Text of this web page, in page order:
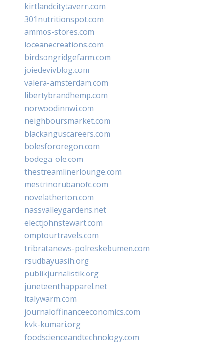
kirtlandcitytavern.com
301nutritionspot.com
ammos-stores.com
loceanecreations.com
birdsongridgefarm.com
joiedevivblog.com
valera-amsterdam.com
libertybrandhemp.com
norwoodinnwi.com
neighboursmarket.com
blackanguscareers.com
bolesfororegon.com
bodega-ole.com
thestreamlinerlounge.com
mestrinorubanofc.com
novelatherton.com
nassvalleygardens.net
electjohnstewart.com
omptourtravels.com
tribratanews-polreskebumen.com
rsudbayuasih.org
publikjurnalistik.org
juneteenthapparel.net
italywarm.com
journaloffinanceeconomics.com
kvk-kumari.org
foodscienceandtechnology.com